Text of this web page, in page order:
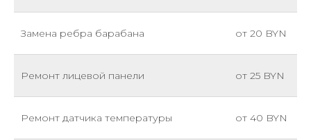
Замена ребра барабана от 20 BYN
Ремонт лицевой панели от 25 BYN
Ремонт датчика температуры от 40 BYN